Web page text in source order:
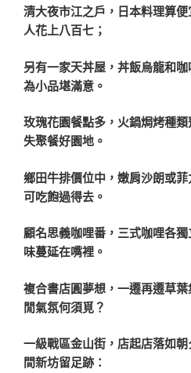
清大夜市江之戶，日本料理算
人花上八百七；
另有一家天丼屋，丼飯烏龍和
為小品堪滿意。
玫瑰花園餐點多，火鍋焗烤種
失聚餐好園地。
鄉田牛排價位中，嫩肩沙朗或
可吃飽過得去。
顧名思義咖哩番，三式咖哩各
味蔓延在嘴裡。
複合書店圓夢想，一遷再遷草
閒氣氛何須覓？
一級戰區金山街，店起店落如
間新坊留足跡：